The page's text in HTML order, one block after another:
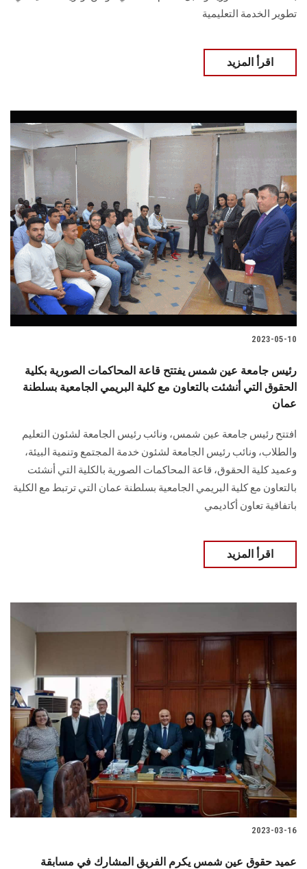
تطوير الخدمة التعليمية
اقرأ المزيد
2023-05-10
رئيس جامعة عين شمس يفتتح قاعة المحاكمات الصورية بكلية
الحقوق التي أنشئت بالتعاون مع كلية البريمي الجامعية بسلطنة
عمان
افتتح رئيس جامعة عين شمس، ونائب رئيس الجامعة لشئون التعليم
والطلاب، ونائب رئيس الجامعة لشئون خدمة المجتمع وتنمية البيئة،
وعميد كلية الحقوق، قاعة المحاكمات الصورية بالكلية التي أنشئت
بالتعاون مع كلية البريمي الجامعية بسلطنة عمان التي ترتبط مع الكلية
باتفاقية تعاون أكاديمي
اقرأ المزيد
2023-03-16
عميد حقوق عين شمس يكرم الفريق المشارك في مسابقة